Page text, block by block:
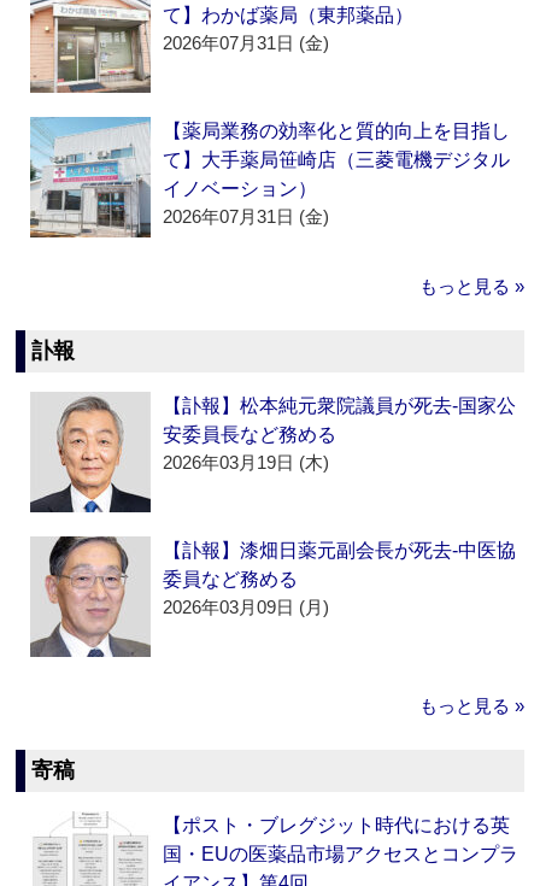
て】わかば薬局（東邦薬品）
2026年07月31日 (金)
【薬局業務の効率化と質的向上を目指し
て】大手薬局笹崎店（三菱電機デジタル
イノベーション）
2026年07月31日 (金)
もっと見る »
訃報
【訃報】松本純元衆院議員が死去‐国家公
安委員長など務める
2026年03月19日 (木)
【訃報】漆畑日薬元副会長が死去‐中医協
委員など務める
2026年03月09日 (月)
もっと見る »
寄稿
【ポスト・ブレグジット時代における英
国・EUの医薬品市場アクセスとコンプラ